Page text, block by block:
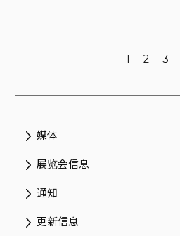
1 2 3
媒体
展览会信息
通知
更新信息